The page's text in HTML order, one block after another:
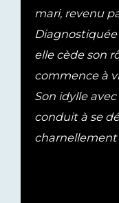
mari, revenu
elle cède son
commence à
Son idylle
conduit à se